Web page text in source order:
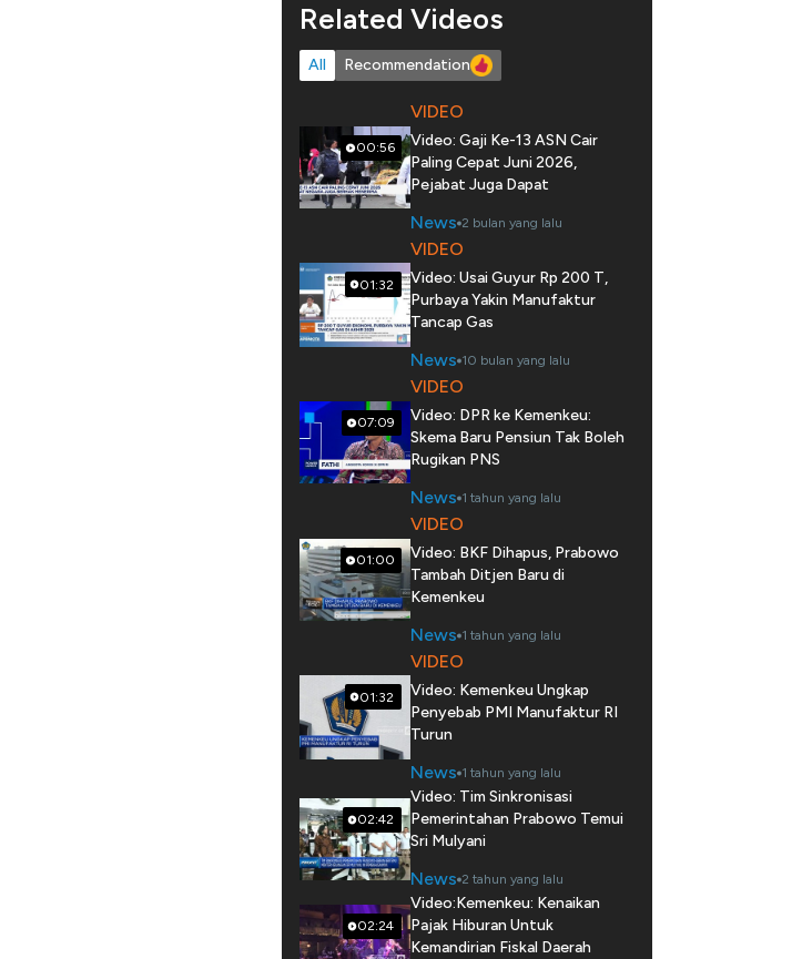
Related Videos
All Recommendation
00:56
VIDEO
Video: Gaji Ke-13 ASN Cair
Paling Cepat Juni 2026,
Pejabat Juga Dapat
News 2 bulan yang lalu
01:32
VIDEO
Video: Usai Guyur Rp 200 T,
Purbaya Yakin Manufaktur
Tancap Gas
News 10 bulan yang lalu
07:09
VIDEO
Video: DPR ke Kemenkeu:
Skema Baru Pensiun Tak Boleh
Rugikan PNS
News 1 tahun yang lalu
01:00
VIDEO
Video: BKF Dihapus, Prabowo
Tambah Ditjen Baru di
Kemenkeu
News 1 tahun yang lalu
01:32
VIDEO
Video: Kemenkeu Ungkap
Penyebab PMI Manufaktur RI
Turun
News 1 tahun yang lalu
02:42
Video: Tim Sinkronisasi
Pemerintahan Prabowo Temui
Sri Mulyani
News 2 tahun yang lalu
02:24
Video:Kemenkeu: Kenaikan
Pajak Hiburan Untuk
Kemandirian Fiskal Daerah